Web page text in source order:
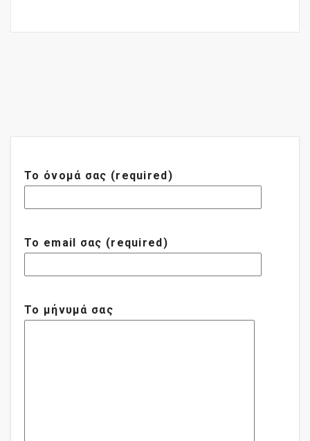
Το όνομά σας (required)
Το email σας (required)
Το μήνυμά σας